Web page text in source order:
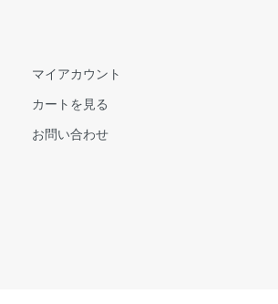
マイアカウント
カートを見る
お問い合わせ